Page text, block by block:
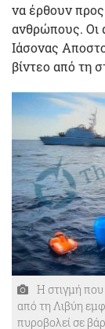
να έρθουν
ανθρώπους. Οι
Ιάσονας
βίντεο από τη
Η στιγμή
από τη Λιβύη
πυροβολεί σε